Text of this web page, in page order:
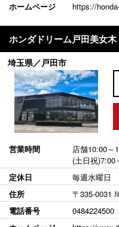
ホームページ
https://
埼玉県／戸田市
ホンダドリーム戸田美女木
営業時間
店舗10:00
(土日祝)7:00
定休日
毎週水曜日
住所
〒335-0031
電話番号
0484224500